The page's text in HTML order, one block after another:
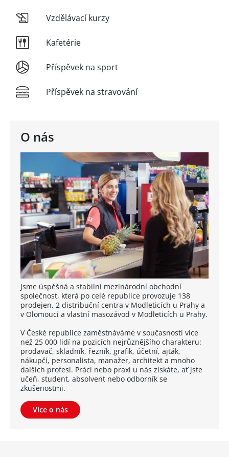
O nás
Jsme úspěšná a stabilní mezinárodní obchodní
společnost, která po celé republice provozuje 138
prodejen, 2 distribuční centra v Modleticích u Prahy a
v Olomouci a vlastní masozávod v Modleticích u Prahy.
V České republice zaměstnáváme v současnosti více
než 25 000 lidí na pozicích nejrůznějšího charakteru:
prodavač, skladník, řezník, grafik, účetní, ajťák,
nákupčí, personalista, manažer, architekt a mnoho
dalších profesí. Práci nebo praxi u nás získáte, ať jste
učeň, student, absolvent nebo odborník se
zkušenostmi.
Více o nás
Vzdělávací kurzy
Kafetérie
Příspěvek na sport
Příspěvek na stravování